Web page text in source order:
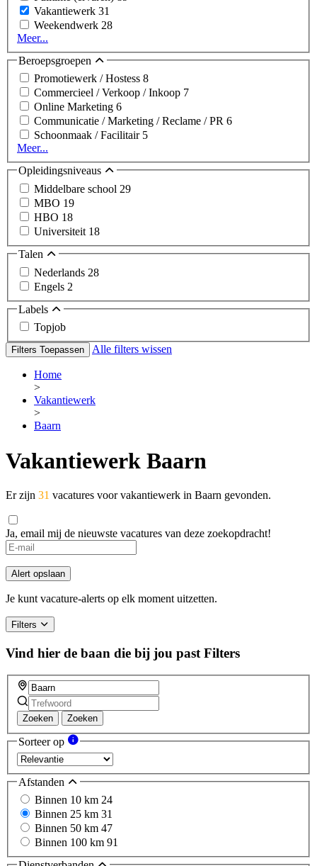
Vakantiewerk 31
Weekendwerk 28
Meer...
Beroepsgroepen
Promotiewerk / Hostess 8
Commercieel / Verkoop / Inkoop 7
Online Marketing 6
Communicatie / Marketing / Reclame / PR 6
Schoonmaak / Facilitair 5
Meer...
Opleidingsniveaus
Middelbare school 29
MBO 19
HBO 18
Universiteit 18
Talen
Nederlands 28
Engels 2
Labels
Topjob
Filters Toepassen Alle filters wissen
Home
>
Vakantiewerk
>
Baarn
Vakantiewerk Baarn
Er zijn 31 vacatures voor vakantiewerk in Baarn gevonden.
Ja, email mij de nieuwste vacatures van deze zoekopdracht!
Alert opslaan
Je kunt vacature-alerts op elk moment uitzetten.
Filters
Vind hier de baan die bij jou past Filters
Zoeken Zoeken
Sorteer op
Afstanden
Binnen 10 km 24
Binnen 25 km 31
Binnen 50 km 47
Binnen 100 km 91